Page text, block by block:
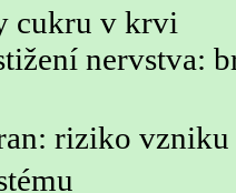
cukru v krvi
nervstva:
riziko